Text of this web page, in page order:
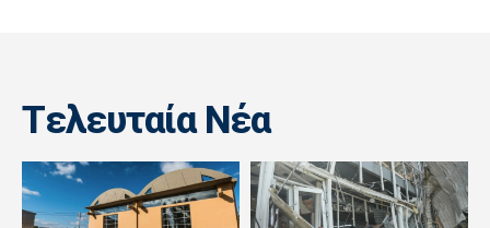
Tελευταία Nέα